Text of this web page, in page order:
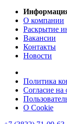
О компании
Раскрытие
Вакансии
Контакты
Новости
Политика
Согласие на
О Cookie